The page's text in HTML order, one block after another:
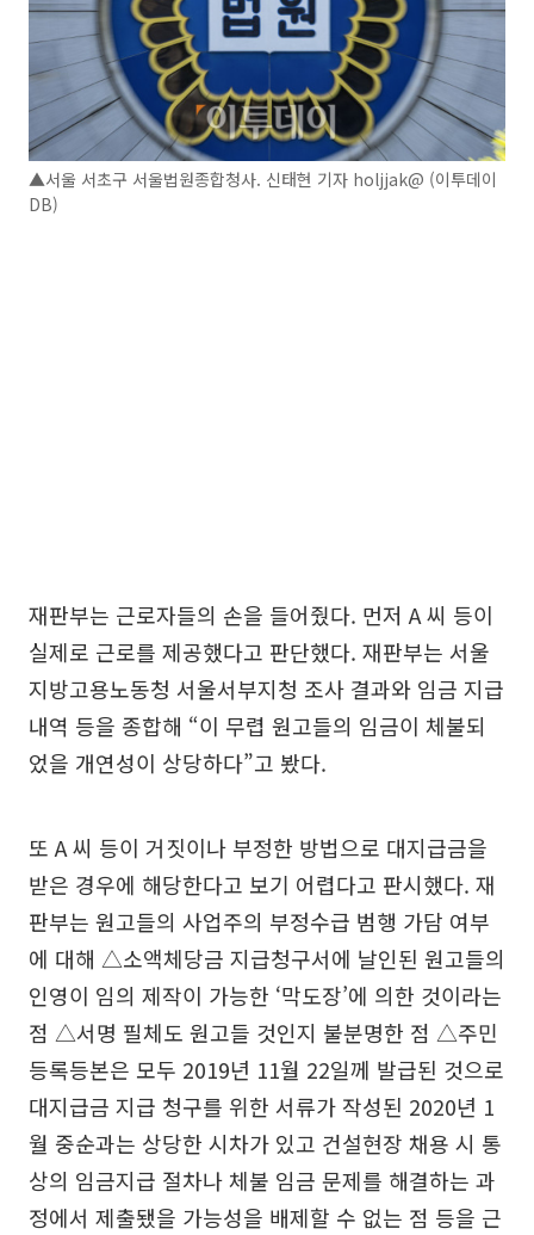
▲서울 서초구 서울법원종합청사. 신태현 기자 holjjak@ (이투데이
DB)
재판부는 근로자들의 손을 들어줬다. 먼저 A 씨 등이
실제로 근로를 제공했다고 판단했다. 재판부는 서울
지방고용노동청 서울서부지청 조사 결과와 임금 지급
내역 등을 종합해 “이 무렵 원고들의 임금이 체불되
었을 개연성이 상당하다”고 봤다.
또 A 씨 등이 거짓이나 부정한 방법으로 대지급금을
받은 경우에 해당한다고 보기 어렵다고 판시했다. 재
판부는 원고들의 사업주의 부정수급 범행 가담 여부
에 대해 △소액체당금 지급청구서에 날인된 원고들의
인영이 임의 제작이 가능한 ‘막도장’에 의한 것이라는
점 △서명 필체도 원고들 것인지 불분명한 점 △주민
등록등본은 모두 2019년 11월 22일께 발급된 것으로
대지급금 지급 청구를 위한 서류가 작성된 2020년 1
월 중순과는 상당한 시차가 있고 건설현장 채용 시 통
상의 임금지급 절차나 체불 임금 문제를 해결하는 과
정에서 제출됐을 가능성을 배제할 수 없는 점 등을 근